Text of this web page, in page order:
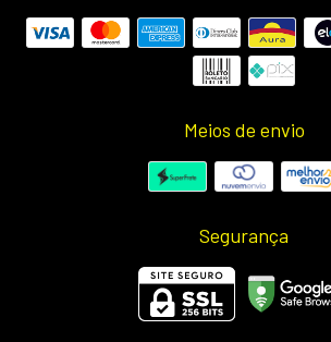
Meios de envio
Segurança